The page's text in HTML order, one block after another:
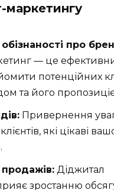
маркетингу
про
— це
потенційних
та його
Привернення
які цікаві
Діджитал
зростанню